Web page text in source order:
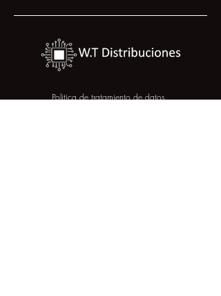
Politica de tratamiento de datos